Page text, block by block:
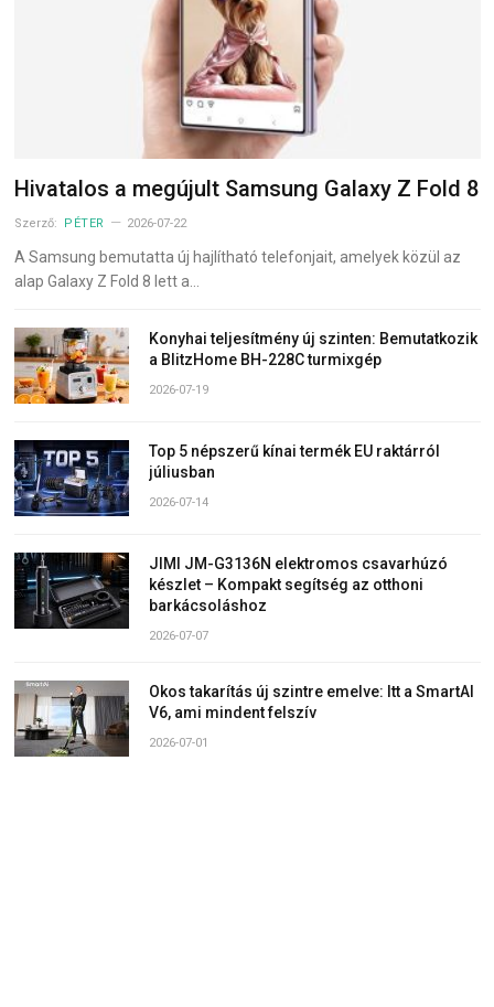
Hivatalos a megújult Samsung Galaxy Z Fold 8
Szerző: PÉTER 2026-07-22
A Samsung bemutatta új hajlítható telefonjait, amelyek közül az
alap Galaxy Z Fold 8 lett a…
Konyhai teljesítmény új szinten: Bemutatkozik
a BlitzHome BH-228C turmixgép
2026-07-19
Top 5 népszerű kínai termék EU raktárról
júliusban
2026-07-14
JIMI JM-G3136N elektromos csavarhúzó
készlet – Kompakt segítség az otthoni
barkácsoláshoz
2026-07-07
Okos takarítás új szintre emelve: Itt a SmartAI
V6, ami mindent felszív
2026-07-01